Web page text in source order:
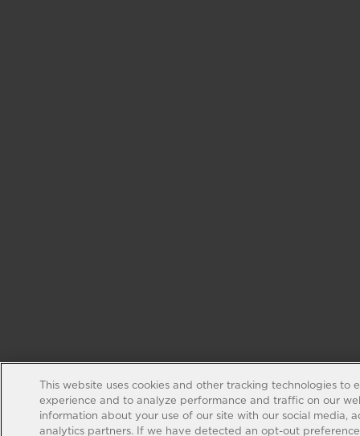
This website uses cookies and other tracking technologies to
experience and to analyze performance and traffic on our
information about your use of our site with our social media,
analytics partners. If we have detected an opt-out